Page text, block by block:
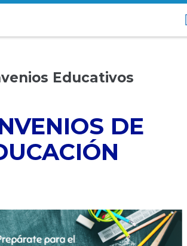
Educativos
DE